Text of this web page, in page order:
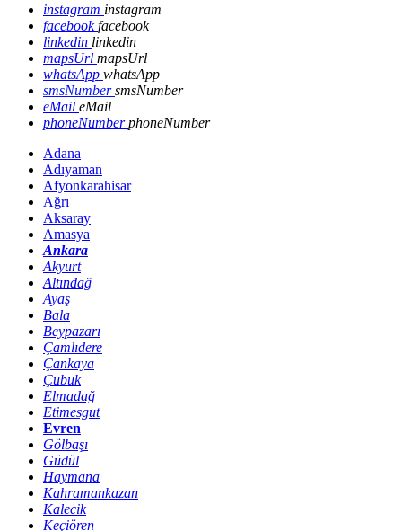
instagram instagram
facebookfacebook
linkedin linkedin
mapsUrl mapsUrl
whatsApp whatsApp
smsNumbersmsNumber
eMail eMail
phoneNumberphoneNumber
Adana
Adıyaman
Afyonkarahisar
Ağrı
Aksaray
Amasya
Ankara
Akyurt
Altındağ
Ayaş
Bala
Beypazarı
Çamlıdere
Çankaya
Çubuk
Elmadağ
Etimesgut
Evren
Gölbaşı
Güdül
Haymana
Kahramankazan
Kalecik
Keçiören